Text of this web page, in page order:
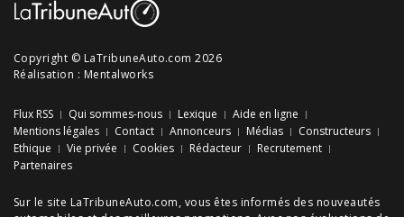
Copyright © LaTribuneAuto.com 2026
Réalisation : Mentalworks
Flux RSS Qui sommes-nous Lexique
Aide en ligne
Mentions légales
Contact Annonceurs Médias
Constructeurs
Ethique
Vie privée Cookies Rédacteur
Recrutement
Partenaires
Sur le site LaTribuneAuto.com, vous êtes informés des nouveautés